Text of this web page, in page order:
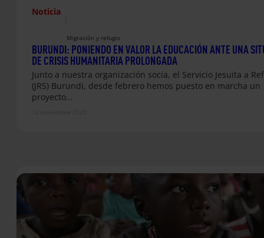
Noticia
Migración y refugio
BURUNDI: PONIENDO EN VALOR LA EDUCACIÓN ANTE UNA
DE CRISIS HUMANITARIA PROLONGADA
Junto a nuestra organización socia, el Servicio Jesuita a
(JRS) Burundi, desde febrero hemos puesto en marcha un
proyecto…